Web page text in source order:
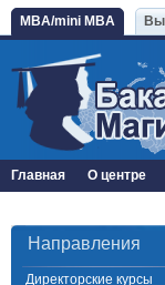
MBA/mini MBA
Главная О центре
Направления
Директорские курсы